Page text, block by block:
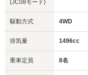
(JC08モード)
駆動方式 4WD
排気量 1496cc
乗車定員 8名